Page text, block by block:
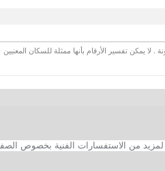
يمكن تفسير الأرقام بأنها ممثلة للسكان المعنيين